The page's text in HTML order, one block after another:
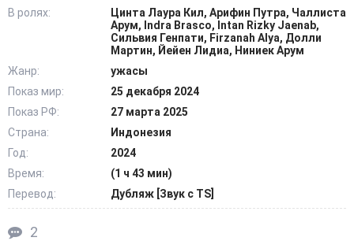
события. Как выяснилось, в 610 блоке обитали
приведения. Каждый, кто его открывал, в течение
четырех дней умирал. Расследуя загадочные смерти,
полиция выясняет, что все жертвы останавливались в
этом отеле. Пытаясь раскрыть тайну страшной комнаты,
Альма и Миа вступают в неравную игру со смертью.
Предугадать её шаги и выжить в течение четырех дней -
единственный шанс победить в этой борьбе. @Filmix.fan
В ролях:
Цинта Лаура Кил, Арифин Путра, Чаллиста
Арум, Indra Brasco, Intan Rizky Jaenab,
Сильвия Генпати, Firzanah Alya, Долли
Мартин, Йейен Лидиа, Ниниек Арум
Жанр:
ужасы
Показ мир:
25 декабря 2024
Показ РФ:
27 марта 2025
Страна:
Индонезия
Год:
2024
Время:
(1 ч 43 мин)
Перевод:
Дубляж [Звук с TS]
2